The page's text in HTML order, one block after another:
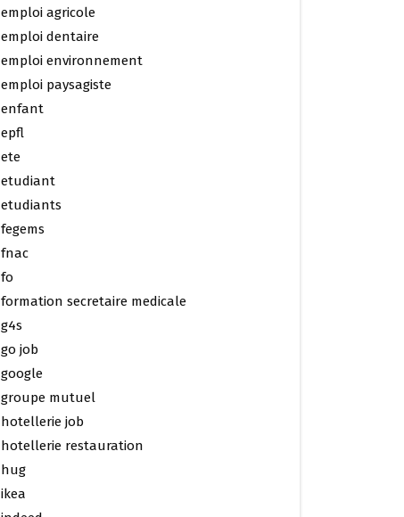
emploi agricole
emploi dentaire
emploi environnement
emploi paysagiste
enfant
epfl
ete
etudiant
etudiants
fegems
fnac
fo
formation secretaire medicale
g4s
go job
google
groupe mutuel
hotellerie job
hotellerie restauration
hug
ikea